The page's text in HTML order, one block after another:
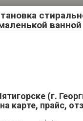
ванной
(г.
карте, прайс,